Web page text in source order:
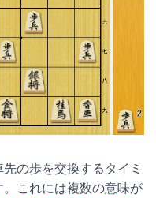
の歩を交換するタイミ
これには複数の意味が